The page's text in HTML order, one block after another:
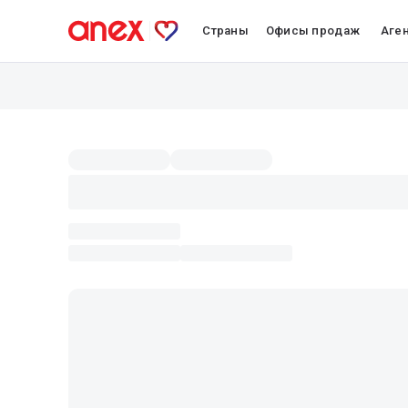
Страны Офисы продаж